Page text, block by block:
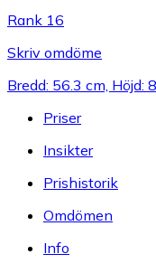
Rank 16
Skriv omdöme
Bredd: 56.3 cm, Höjd:
Priser
Insikter
Prishistorik
Omdömen
Info